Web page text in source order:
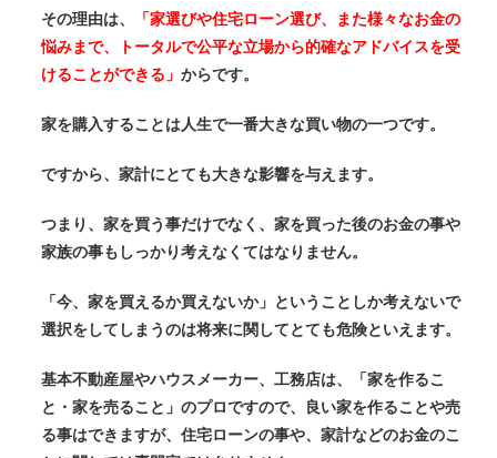
その理由は、
「家選びや住宅ローン選び、また様々なお金の
悩みまで、トータルで公平な立場から的確なアドバイスを受
けることができる」 からです。
家を購入することは人生で一番大きな買い物の一つです。
ですから、家計にとても大きな影響を与えます。
つまり、家を買う事だけでなく、家を買った後のお金の事や
家族の事もしっかり考えなくてはなりません。
「今、家を買えるか買えないか」ということしか考えないで
選択をしてしまうのは将来に関してとても危険といえます。
基本不動産屋やハウスメーカー、工務店は、「家を作るこ
と・家を売ること」のプロですので、良い家を作ることや売
る事はできますが、住宅ローンの事や、家計などのお金のこ